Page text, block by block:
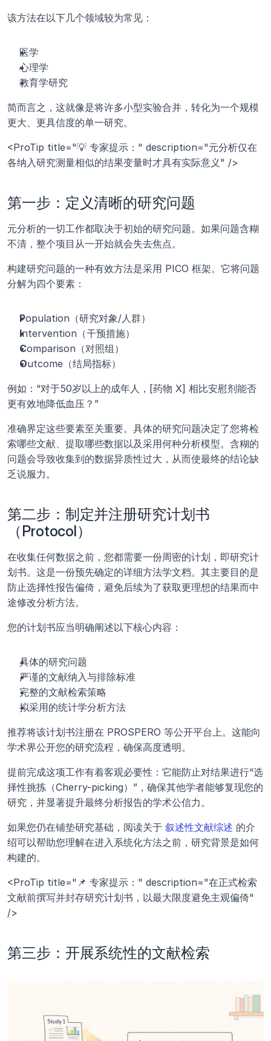
该方法在以下几个领域较为常见：
医学
心理学
教育学研究
简而言之，这就像是将许多小型实验合并，转化为一个规模
更大、更具信度的单一研究。
<ProTip title="💡 专家提示：" description="元分析仅在
各纳入研究测量相似的结果变量时才具有实际意义" />
第一步：定义清晰的研究问题
元分析的一切工作都取决于初始的研究问题。如果问题含糊
不清，整个项目从一开始就会失去焦点。
构建研究问题的一种有效方法是采用 PICO 框架。它将问题
分解为四个要素：
Population（研究对象/人群）
Intervention（干预措施）
Comparison（对照组）
Outcome（结局指标）
例如：“对于50岁以上的成年人，[药物 X] 相比安慰剂能否
更有效地降低血压？”
准确界定这些要素至关重要。具体的研究问题决定了您将检
索哪些文献、提取哪些数据以及采用何种分析模型。含糊的
问题会导致收集到的数据异质性过大，从而使最终的结论缺
乏说服力。
第二步：制定并注册研究计划书
（Protocol）
在收集任何数据之前，您都需要一份周密的计划，即研究计
划书。这是一份预先确定的详细方法学文档。其主要目的是
防止选择性报告偏倚，避免后续为了获取更理想的结果而中
途修改分析方法。
您的计划书应当明确阐述以下核心内容：
具体的研究问题
严谨的文献纳入与排除标准
完整的文献检索策略
拟采用的统计学分析方法
推荐将该计划书注册在 PROSPERO 等公开平台上。这能向
学术界公开您的研究流程，确保高度透明。
提前完成这项工作有着客观必要性：它能防止对结果进行“选
择性挑拣（Cherry-picking）”，确保其他学者能够复现您的
研究，并显著提升最终分析报告的学术公信力。
如果您仍在铺垫研究基础，阅读关于 叙述性文献综述 的介
绍可以帮助您理解在进入系统化方法之前，研究背景是如何
构建的。
<ProTip title="📌 专家提示：" description="在正式检索
文献前撰写并封存研究计划书，以最大限度避免主观偏倚"
/>
第三步：开展系统性的文献检索